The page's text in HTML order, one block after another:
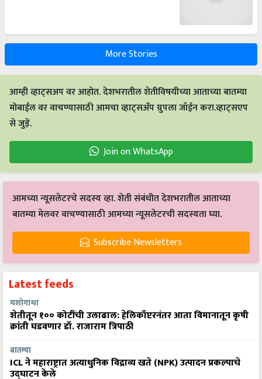
More Stories
आम्ही व्हाट्सअप वर आहोत. देशभरातील शेतीविषयीच्या आताच्या बातम्या
मोबाईल वर वाचण्यासाठी आमचा व्हाट्सअँप ग्रुपला जॉईन करा.व्हाट्सएप
से जुड़ें.
Join on WhatsApp
आमच्या न्यूसलेटरचे सदस्य व्हा. शेती संबंधीत देशभरातील आताच्या
बातम्या मेलवर वाचण्यासाठी आमच्या न्यूसलेटरची सदस्यता घ्या.
Subscribe Newsletters
Latest feeds
यशोगाथा
शेतीतून १०० कोटींची उलाढाल: हेलिकॉप्टरनंतर आता विमानातून कृषी
क्रांती घडवणार डॉ. राजाराम त्रिपाठी
बातम्या
ICL ने महाराष्ट्रात अत्याधुनिक विद्राव्य खते (NPK) उत्पादन प्रकल्पाचे
उद्घाटन केले